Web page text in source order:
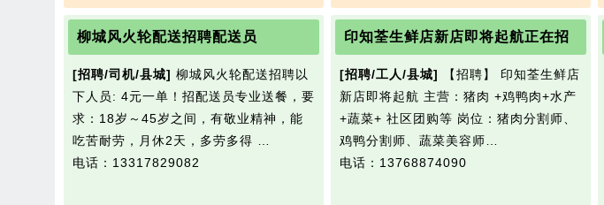
柳城风火轮配送招聘配送员
[招聘/司机/县城] 柳城风火轮配送招聘以
下人员: 4元一单！招配送员专业送餐，要
求：18岁～45岁之间，有敬业精神，能
吃苦耐劳，月休2天，多劳多得 …
电话：13317829082
印知荃生鲜店新店即将起航正在招
[招聘/工人/县城]
【招聘】 印知荃生鲜店
新店即将起航 主营：猪肉 +鸡鸭肉+水产
+蔬菜+ 社区团购等 岗位：猪肉分割师、
鸡鸭分割师、蔬菜美容师…
电话：13768874090